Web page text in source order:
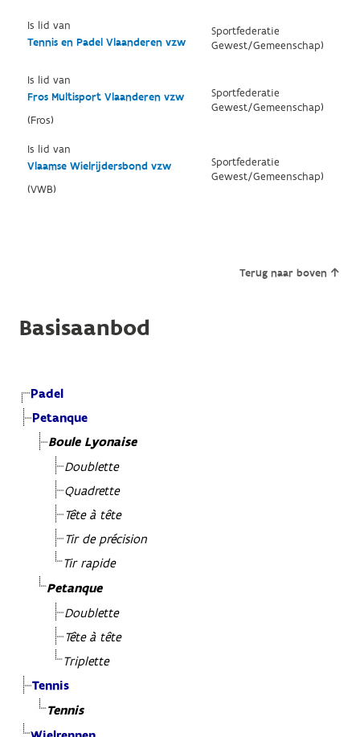
Is lid van
Tennis en Padel Vlaanderen vzw
Sportfederatie
Gewest/Gemeenschap)
Is lid van
Fros Multisport Vlaanderen vzw
(Fros)
Sportfederatie
Gewest/Gemeenschap)
Is lid van
Vlaamse Wielrijdersbond vzw
(VWB)
Sportfederatie
Gewest/Gemeenschap)
Terug naar boven
Basisaanbod
Padel
Petanque
Boule Lyonaise
Doublette
Quadrette
Tête à tête
Tir de précision
Tir rapide
Petanque
Doublette
Tête à tête
Triplette
Tennis
Tennis